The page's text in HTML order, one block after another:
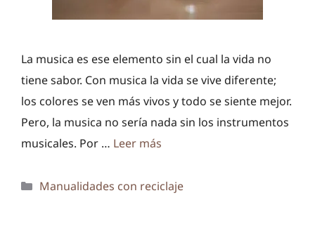
La musica es ese elemento sin el cual la vida no
tiene sabor. Con musica la vida se vive diferente;
los colores se ven más vivos y todo se siente mejor.
Pero, la musica no sería nada sin los instrumentos
musicales. Por … Leer más
Categorías
Manualidades con reciclaje